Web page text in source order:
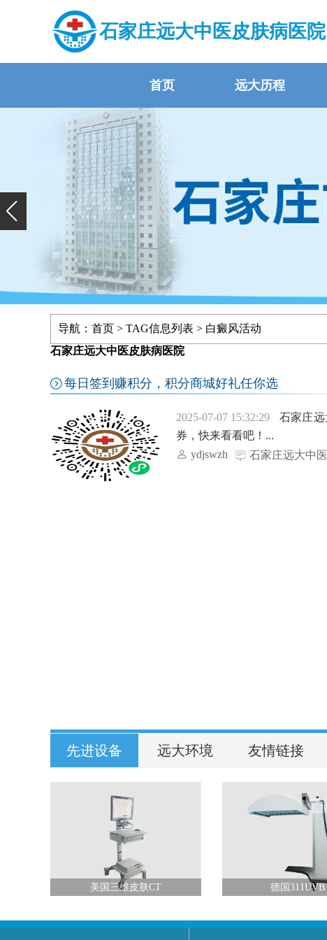
石家庄远大中医皮肤病医院
首页 远大历程
导航： 首页 > TAG信息列表 > 白癜风活动
石家庄远大中医皮肤病医院
每日签到赚积分，积分商城好礼任你选
2025-07-07 15:32:29
石家庄
券，快来看看吧！...
ydjswzh 石家庄远大中
先进设备 远大环境 友情链接
美国三维皮肤CT 德国311UVB